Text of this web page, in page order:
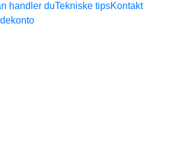
handler duTekniske tipsKontakt